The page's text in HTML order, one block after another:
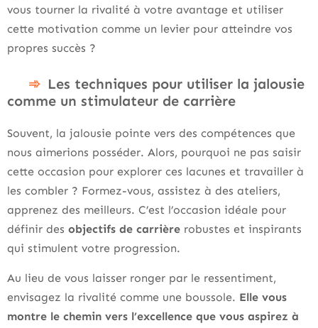
vous tourner la rivalité à votre avantage et utiliser
cette motivation comme un levier pour atteindre vos
propres succès ?
Les techniques pour utiliser la jalousie
comme un stimulateur de carrière
Souvent, la jalousie pointe vers des compétences que
nous aimerions posséder. Alors, pourquoi ne pas saisir
cette occasion pour explorer ces lacunes et travailler à
les combler ? Formez-vous, assistez à des ateliers,
apprenez des meilleurs. C’est l’occasion idéale pour
définir des objectifs de carrière robustes et inspirants
qui stimulent votre progression.
Au lieu de vous laisser ronger par le ressentiment,
envisagez la rivalité comme une boussole. Elle vous
montre le chemin vers l’excellence que vous aspirez à